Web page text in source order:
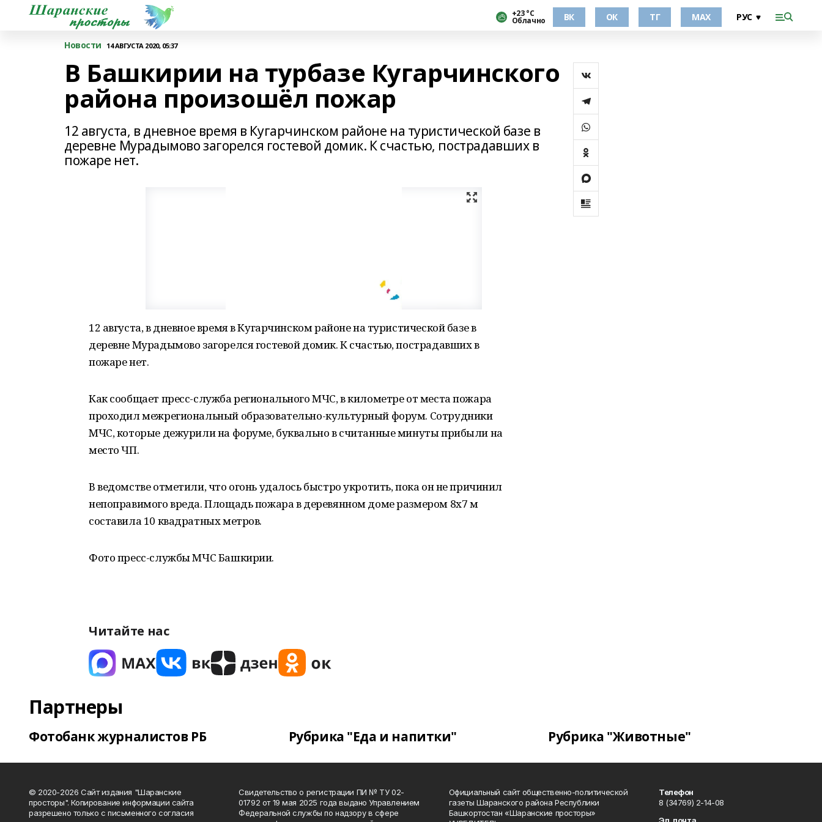
+23 °С
Облачно ВК ОК ТГ МАХ
Новости 14 АВГУСТА 2020, 05:37
В Башкирии на турбазе Кугарчинского
района произошёл пожар
12 августа, в дневное время в Кугарчинском районе на туристической базе в
деревне Мурадымово загорелся гостевой домик. К счастью, пострадавших в
пожаре нет.
12 августа, в дневное время в Кугарчинском районе на туристической базе в
деревне Мурадымово загорелся гостевой домик. К счастью, пострадавших в
пожаре нет.
Как сообщает пресс-служба регионального МЧС, в километре от места пожара
проходил межрегиональный образовательно-культурный форум. Сотрудники
МЧС, которые дежурили на форуме, буквально в считанные минуты прибыли на
место ЧП.
В ведомстве отметили, что огонь удалось быстро укротить, пока он не причинил
непоправимого вреда. Площадь пожара в деревянном доме размером 8х7 м
составила 10 квадратных метров.
Фото пресс-службы МЧС Башкирии.
Читайте нас
Партнеры
Фотобанк журналистов РБ Рубрика "Еда и напитки" Рубрика "Животные"
© 2020-2026 Сайт издания "Шаранские
просторы". Копирование информации сайта
разрешено только с письменного согласия
Свидетельство о регистрации ПИ № ТУ 02-
01792 от 19 мая 2025 года выдано Управлением
Федеральной службы по надзору в сфере
Официальный сайт общественно-политической
газеты Шаранского района Республики
Башкортостан «Шаранские просторы»
Телефон
8 (34769) 2-14-08